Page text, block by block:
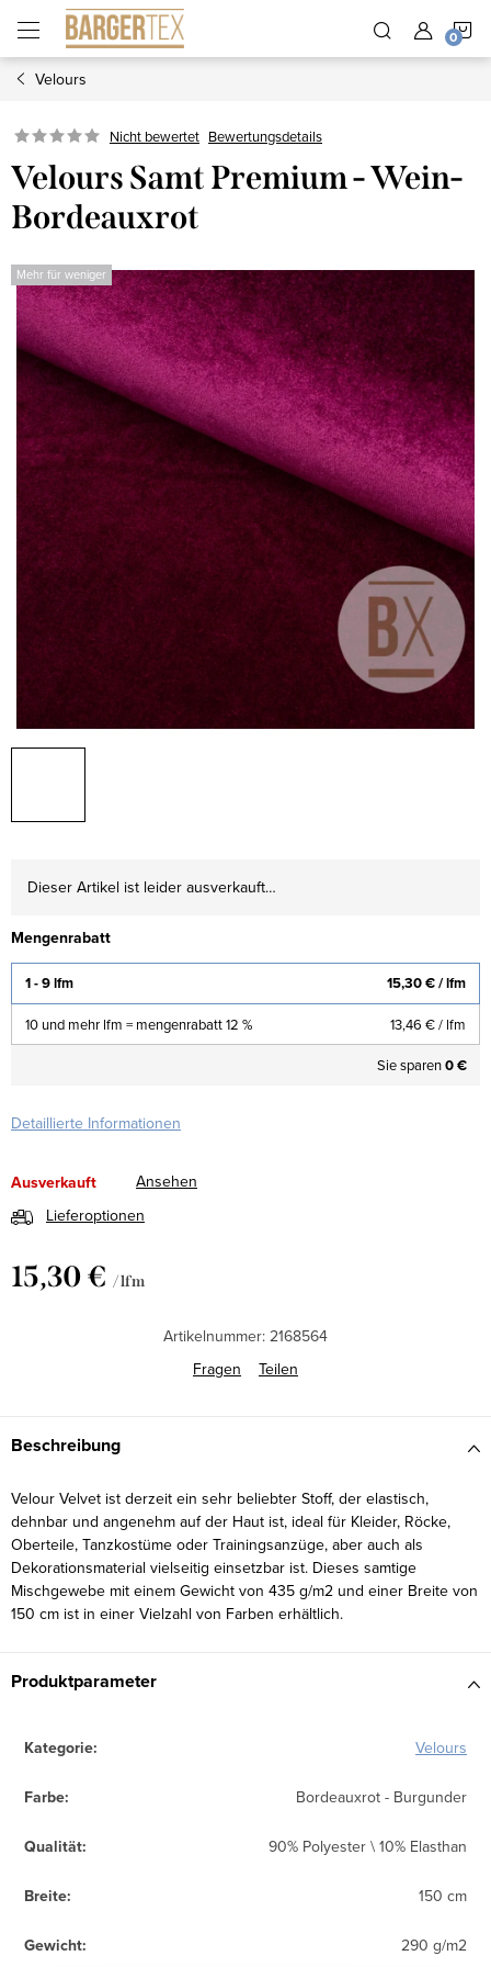
Inhalt
springen
Velours
Nicht bewertet Bewertungsdetails
Velours Samt Premium - Wein-
Bordeauxrot
Mehr für weniger
Dieser Artikel ist leider ausverkauft…
Mengenrabatt
1 - 9 lfm 15,30 €/ lfm
10 und mehr lfm = mengenrabatt 12 % 13,46 €/ lfm
Sie sparen0 €
Detaillierte Informationen
Ausverkauft
Ansehen
Lieferoptionen
15,30 € / lfm
Artikelnummer: 2168564
Fragen
Teilen
Beschreibung
Velour Velvet ist derzeit ein sehr beliebter Stoff, der elastisch,
dehnbar und angenehm auf der Haut ist, ideal für Kleider, Röcke,
Oberteile, Tanzkostüme oder Trainingsanzüge, aber auch als
Dekorationsmaterial vielseitig einsetzbar ist. Dieses samtige
Mischgewebe mit einem Gewicht von 435 g/m2 und einer Breite von
150 cm ist in einer Vielzahl von Farben erhältlich.
Produktparameter
Kategorie: Velours
Farbe: Bordeauxrot - Burgunder
Qualität: 90% Polyester \ 10% Elasthan
Breite: 150 cm
Gewicht: 290 g/m2